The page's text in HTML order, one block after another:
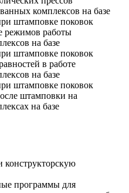
комплексов на базе
штамповке поковок
режимов работы
на базе
штамповке поковок
в работе
на базе
штамповке поковок
штамповки на
на базе
конструкторскую
программы для